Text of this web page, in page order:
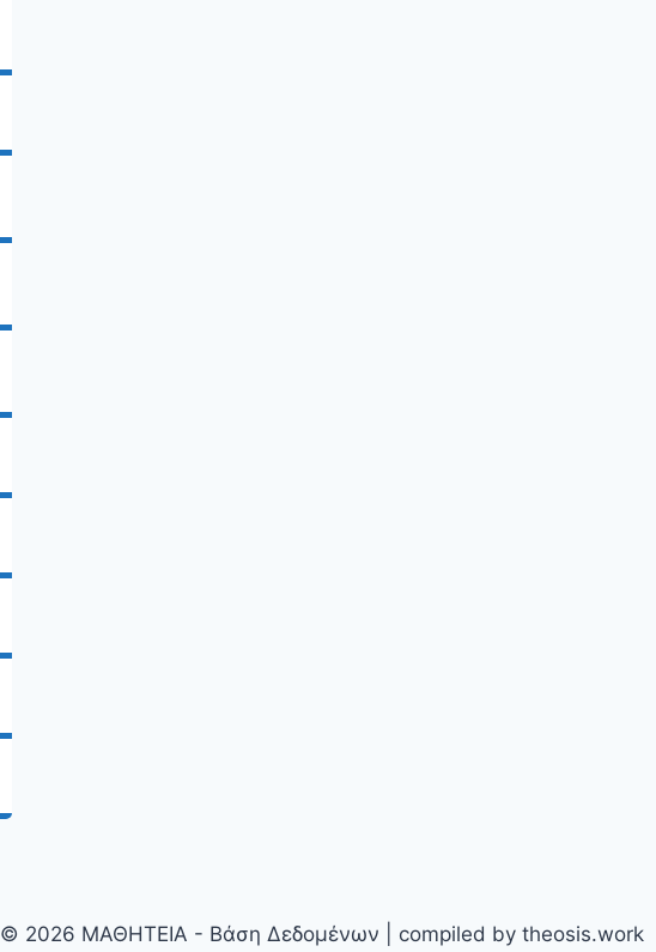
© 2026 ΜΑΘΗΤΕΙΑ - Βάση Δεδομένων | compiled by theosis.work